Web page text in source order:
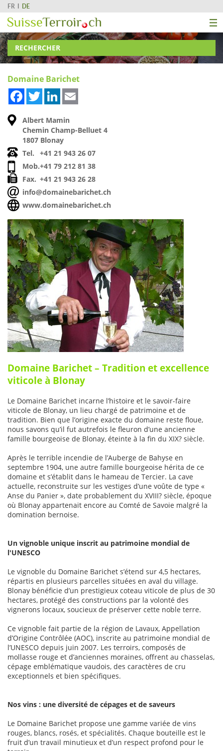
FR DE
RECHERCHER
Domaine Barichet
FacebookTwitterLinkedIn
Albert Mamin
Chemin Champ-Belluet 4
1807 Blonay
Tel.
+41 21 943 26 07
Mob.+41 79 212 81 38
Fax. +41 21 943 26 28
info@domainebarichet.ch
www.domainebarichet.ch
Domaine Barichet – Tradition et excellence
viticole à Blonay
Le Domaine Barichet incarne l’histoire et le savoir-faire
viticole de Blonay, un lieu chargé de patrimoine et de
tradition. Bien que l’origine exacte du domaine reste floue,
nous savons qu’il fut autrefois le fleuron d’une ancienne
famille bourgeoise de Blonay, éteinte à la fin du XIX? siècle.
Après le terrible incendie de l’Auberge de Bahyse en
septembre 1904, une autre famille bourgeoise hérita de ce
domaine et s’établit dans le hameau de Tercier. La cave
actuelle, reconstruite sur les vestiges d’une voûte de type «
Anse du Panier », date probablement du XVIII? siècle, époque
où Blonay appartenait encore au Comté de Savoie malgré la
domination bernoise.
Un vignoble unique inscrit au patrimoine mondial de
l'UNESCO
Le vignoble du Domaine Barichet s’étend sur 4,5 hectares,
répartis en plusieurs parcelles situées en aval du village.
Blonay bénéficie d’un prestigieux coteau viticole de plus de 30
hectares, protégé des constructions par la volonté des
vignerons locaux, soucieux de préserver cette noble terre.
Ce vignoble fait partie de la région de Lavaux, Appellation
d’Origine Contrôlée (AOC), inscrite au patrimoine mondial de
l’UNESCO depuis juin 2007. Les terroirs, composés de
mollasse rouge et d’anciennes moraines, offrent au chasselas,
cépage emblématique vaudois, des caractères de cru
exceptionnels et bien spécifiques.
Nos vins : une diversité de cépages et de saveurs
Le Domaine Barichet propose une gamme variée de vins
rouges, blancs, rosés, et spécialités. Chaque bouteille est le
fruit d’un travail minutieux et d’un respect profond pour le